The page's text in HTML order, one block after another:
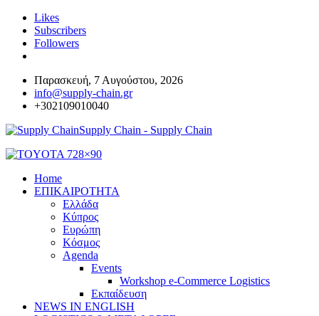
Likes
Subscribers
Followers
Παρασκευή, 7 Αυγούστου, 2026
info@supply-chain.gr
+302109010040
Supply Chain - Supply Chain
Home
ΕΠΙΚΑΙΡΟΤΗΤΑ
Ελλάδα
Κύπρος
Ευρώπη
Κόσμος
Agenda
Events
Workshop e-Commerce Logistics
Εκπαίδευση
NEWS IN ENGLISH